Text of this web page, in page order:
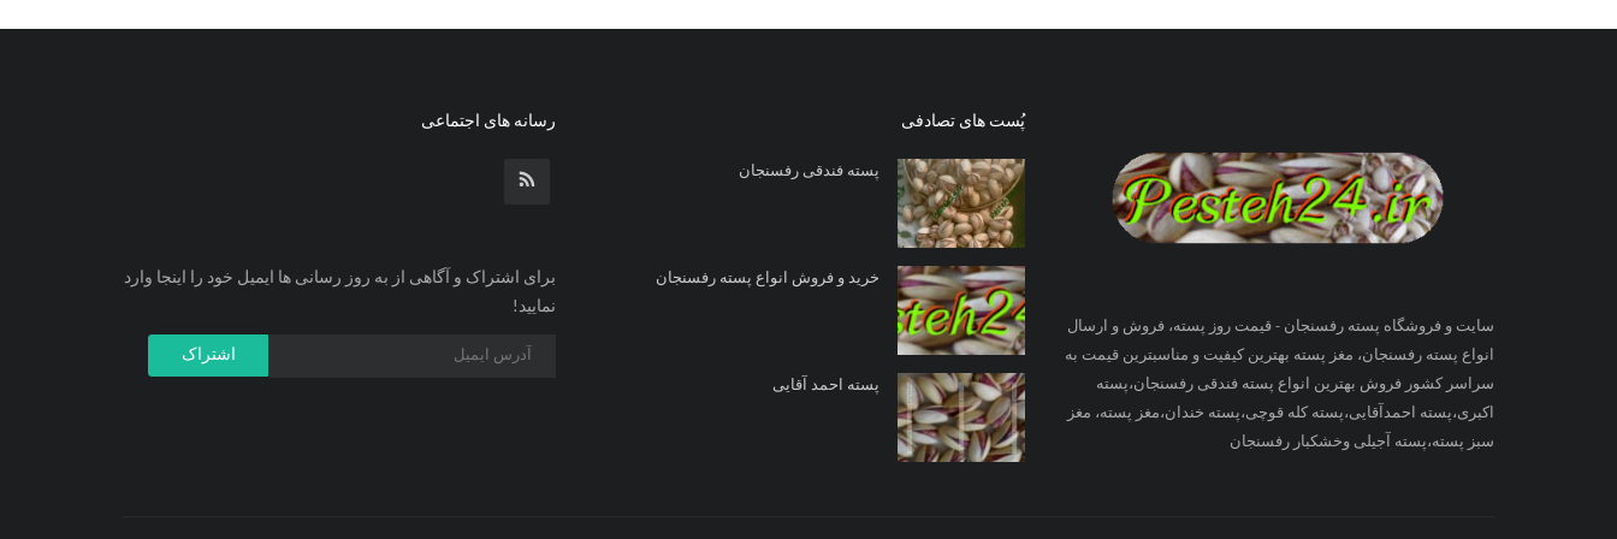
سایت و فروشگاه پسته رفسنجان - قیمت روز پسته، فروش و ارسال
انواع پسته رفسنجان، مغز پسته بهترین کیفیت و مناسبترین قیمت به
سراسر کشور فروش بهترین انواع پسته فندقی رفسنجان،پسته
اکبری،پسته احمدآقایی،پسته کله قوچی،پسته خندان،مغز پسته، مغز
سبز پسته،پسته آجیلی وخشکبار رفسنجان
پُست های تصادفی
پسته فندقی رفسنجان
خرید و فروش انواع پسته رفسنجان
پسته احمد آقایی
رسانه های اجتماعی
برای اشتراک و آگاهی از به روز رسانی ها ایمیل خود را اینجا وارد
نمایید!
اشتراک